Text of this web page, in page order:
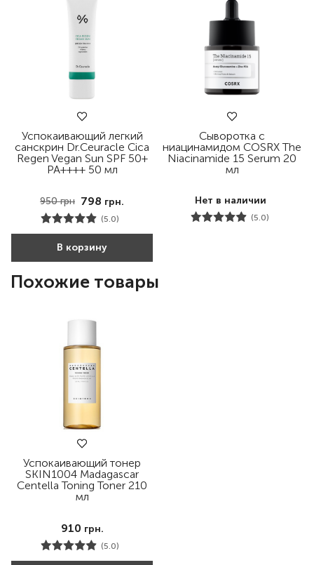
Успокаивающий легкий
санскрин Dr.Ceuracle Cica
Regen Vegan Sun SPF 50+
PA++++ 50 мл
950грн 798 грн.
(5.0)
В корзину
Сыворотка с
ниацинамидом COSRX The
Niacinamide 15 Serum 20
мл
Нет в наличии
(5.0)
Похожие товары
Успокаивающий тонер
SKIN1004 Madagascar
Centella Toning Toner 210
мл
910 грн.
(5.0)